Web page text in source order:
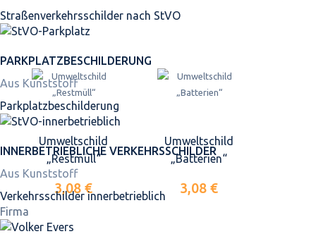
Straßen­verkehrs­schilder nach StVO
PARKPLATZ­BESCHILDERUNG
Aus Kunststoff
Parkplatz­beschilderung
INNER­BETRIEBLICHE VERKEHRS­SCHILDER
Aus Kunststoff
Verkehrsschilder innerbetrieblich
Firma
Umweltschild
„Restmüll“
3,08 €
Umweltschild
„Batterien“
3,08 €